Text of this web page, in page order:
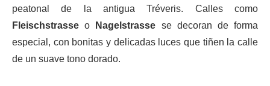
peatonal de la antigua Tréveris. Calles como
Fleischstrasse o Nagelstrasse se decoran de forma
especial, con bonitas y delicadas luces que tiñen la calle
de un suave tono dorado.